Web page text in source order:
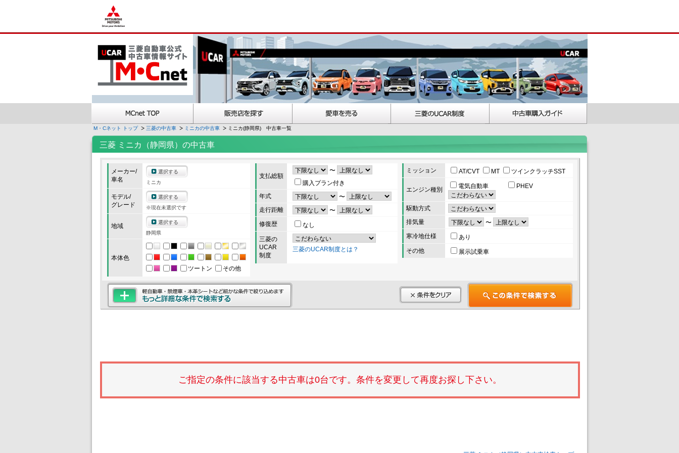
M・Cネット トップ 三菱の中古車 ミニカの中古車 ミニカ(静岡県) 中古車一覧
三菱 ミニカ（静岡県）の中古車
メーカー/
車名
選択する
ミニカ
モデル/
グレード
選択する
※現在未選択です
地域
選択する
静岡県
本体色
ツートン
その他
支払総額
〜
購入プラン付き
年式
〜
走行距離
〜
修復歴
なし
三菱の
UCAR
制度
三菱のUCAR制度とは？
ミッション AT/CVT MT ツインクラッチSST
エンジン種別 電気自動車 PHEV
駆動方式
排気量
〜
寒冷地仕様
あり
その他
展示試乗車
ご指定の条件に該当する中古車は0台です。条件を変更して再度お探し下さい。